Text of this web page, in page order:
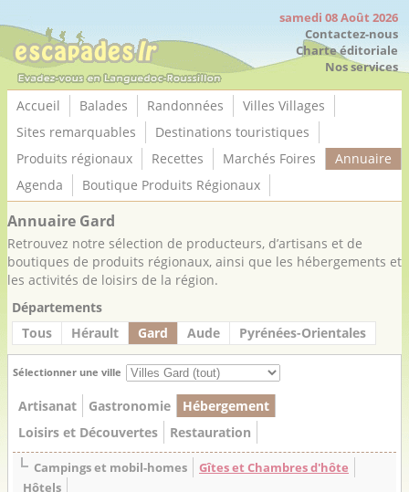
samedi 08 Août 2026
Contactez-nous
Charte éditoriale
Nos services
Accueil Balades Randonnées
Villes Villages
Sites remarquables
Destinations touristiques
Produits régionaux
Recettes Marchés Foires
Annuaire
Agenda
Boutique Produits Régionaux
Annuaire Gard
Retrouvez notre sélection de producteurs, d’artisans et de
boutiques de produits régionaux, ainsi que les hébergements et
les activités de loisirs de la région.
Départements
Tous
Hérault Gard Aude Pyrénées-Orientales
Sélectionner une ville
Artisanat Gastronomie
Hébergement
Loisirs et Découvertes
Restauration
Campings et mobil-homes
Gîtes et Chambres d'hôte
Hôtels